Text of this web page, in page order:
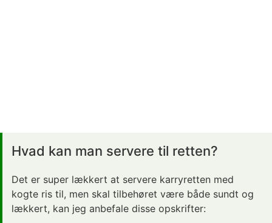
Hvad kan man servere til retten?
Det er super lækkert at servere karryretten med
kogte ris til, men skal tilbehøret være både sundt og
lækkert, kan jeg anbefale disse opskrifter: